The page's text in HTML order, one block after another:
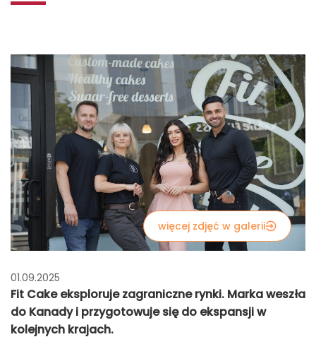
więcej zdjęć w galerii
01.09.2025
Fit Cake eksploruje zagraniczne rynki. Marka weszła
do Kanady i przygotowuje się do ekspansji w
kolejnych krajach.